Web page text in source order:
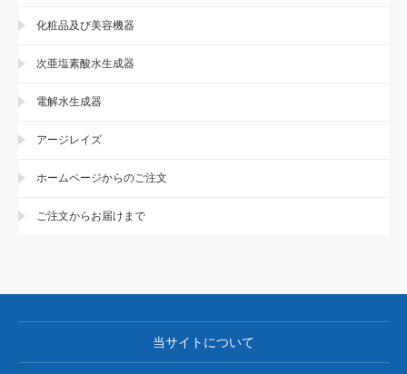
化粧品及び美容機器
次亜塩素酸水生成器
電解水生成器
アージレイズ
ホームページからのご注文
ご注文からお届けまで
当サイトについて